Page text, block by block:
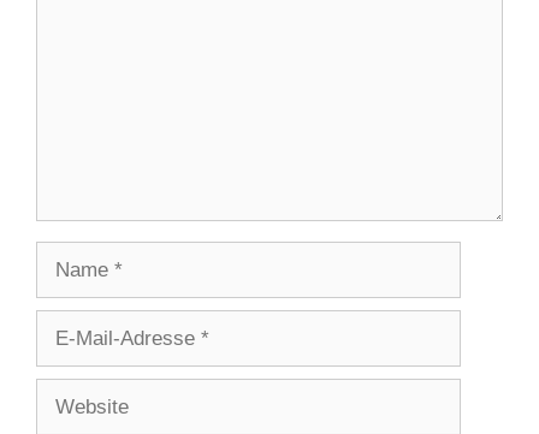
Adresse